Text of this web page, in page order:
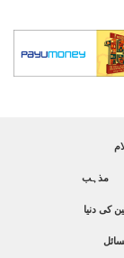
مذہب
کی دنیا